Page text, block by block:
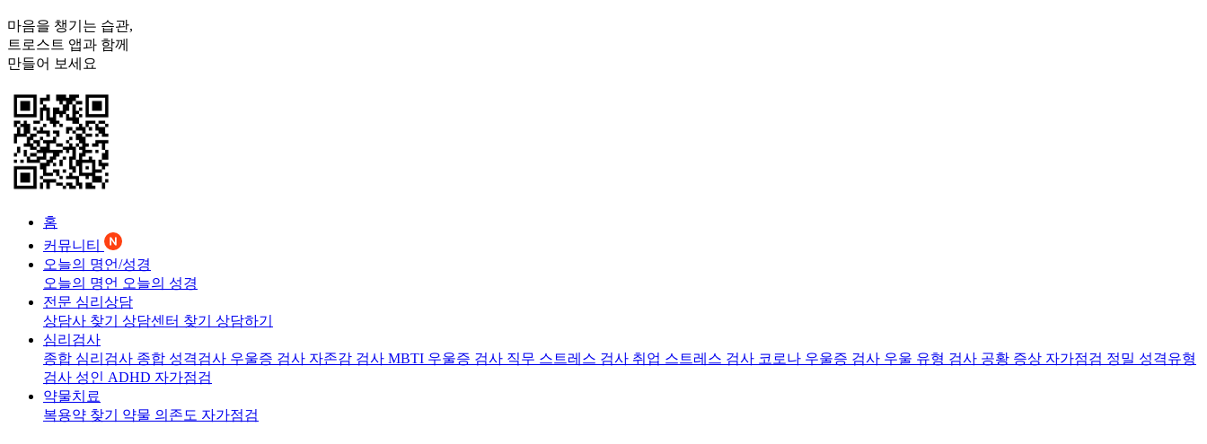
마음을 챙기는 습관,
트로스트 앱과 함께
만들어 보세요
홈
커뮤니티
오늘의 명언/성경
오늘의 명언 오늘의 성경
전문 심리상담
상담사 찾기 상담센터 찾기 상담하기
심리검사
종합 심리검사 종합 성격검사 우울증 검사 자존감 검사 MBTI 우울증 검사 직무 스트레스 검사 취업 스트레스 검사 코로나 우울증 검사 우울 유형 검사 공황 증상 자가점검 정밀 성격유형
검사 성인 ADHD 자가점검
약물치료
복용약 찾기 약물 의존도 자가점검